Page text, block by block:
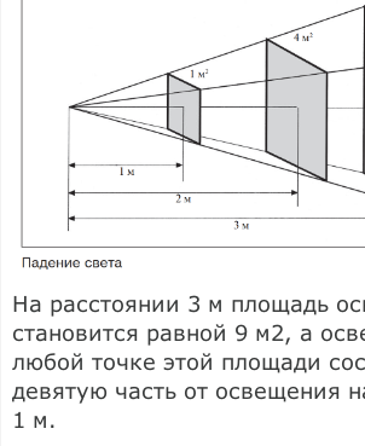
На расстоянии 3 м площадь
становится равной 9 м2, а
любой точке этой площади
девятую часть от освещения
1 м.